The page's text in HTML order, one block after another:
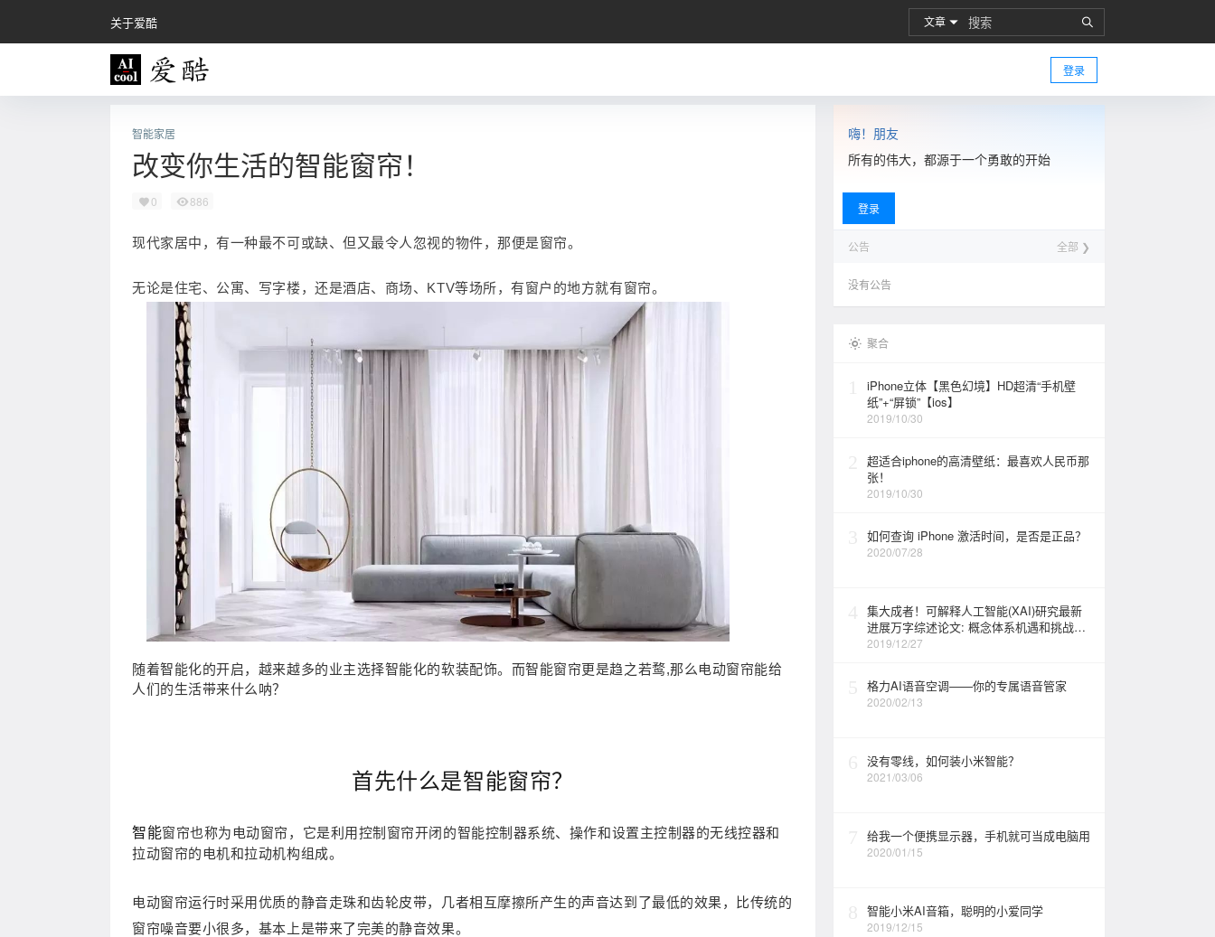
关于爱酷 文章
登录
智能家居
改变你生活的智能窗帘！
0 886
现代家居中，有一种最不可或缺、但又最令人忽视的物件，那便是窗帘。
无论是住宅、公寓、写字楼，还是酒店、商场、KTV等场所，有窗户的地方就有窗帘。
随着智能化的开启，越来越多的业主选择智能化的软装配饰。而智能窗帘更是趋之若鹜,那么电动窗帘能给
人们的生活带来什么呐？
首先什么是智能窗帘？
智能窗帘也称为电动窗帘，它是利用控制窗帘开闭的智能控制器系统、操作和设置主控制器的无线控器和
拉动窗帘的电机和拉动机构组成。
电动窗帘运行时采用优质的静音走珠和齿轮皮带，几者相互摩擦所产生的声音达到了最低的效果，比传统的
窗帘噪音要小很多，基本上是带来了完美的静音效果。
嗨！朋友
所有的伟大，都源于一个勇敢的开始
登录
公告 全部 ❯
没有公告
聚合
iPhone立体【黑色幻境】HD超清“手机壁
纸”+“屏锁”【ios】
2019/10/30
超适合iphone的高清壁纸：最喜欢人民币那
张！
2019/10/30
如何查询 iPhone 激活时间，是否是正品？
2020/07/28
集大成者！可解释人工智能(XAI)研究最新
进展万字综述论文: 概念体系机遇和挑战—
构建负责任的人工智能
2019/12/27
格力AI语音空调——你的专属语音管家
2020/02/13
没有零线，如何装小米智能？
2021/03/06
给我一个便携显示器，手机就可当成电脑用
2020/01/15
智能小米AI音箱，聪明的小爱同学
2019/12/15